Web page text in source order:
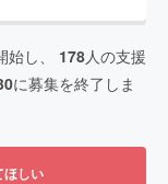
始し、 178人の支援
に募集を終了しま
ほしい